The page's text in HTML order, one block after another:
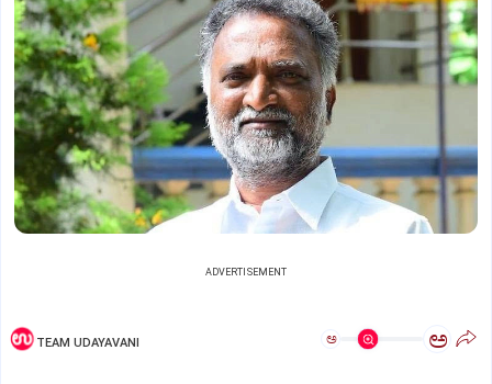
ADVERTISEMENT
TEAM UDAYAVANI ಅ ಅ